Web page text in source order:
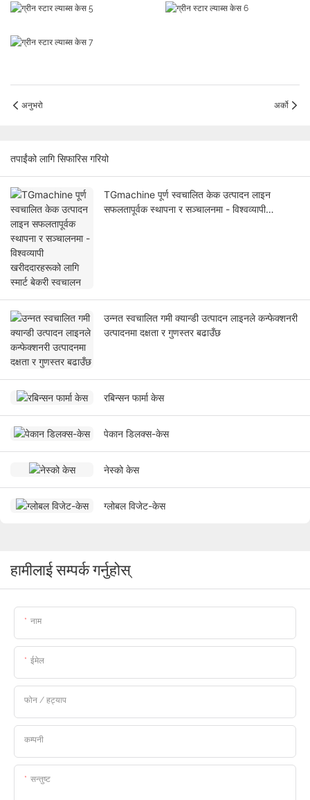
अनुभरो अर्को
तपाईंको लागि सिफारिस गरियो
TGmachine पूर्ण स्वचालित केक उत्पादन लाइन
सफलतापूर्वक स्थापना र सञ्चालनमा - विश्वव्यापी
उन्नत स्वचालित गमी क्यान्डी उत्पादन लाइनले कन्फेक्शनरी
उत्पादनमा दक्षता र गुणस्तर बढाउँछ
रबिन्सन फार्मा केस
पेकान डिलक्स-केस
नेस्को केस
ग्लोबल विजेट-केस
हामीलाई सम्पर्क गर्नुहोस्
नाम
ईमेल
फोन / हट्याप
कम्पनी
सन्तुष्ट